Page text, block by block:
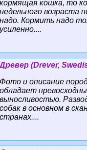
кормящая кошка, то
недельного возраста
надо. Кормить надо
усиленно....
Древер (Drever,
Фото и описание
обладает
выносливостью.
собак в основном в
странах....